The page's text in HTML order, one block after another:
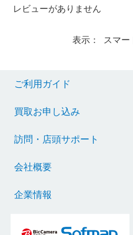
レビューがありません
表示： スマー
ご利用ガイド
買取お申し込み
訪問・店頭サポート
会社概要
企業情報